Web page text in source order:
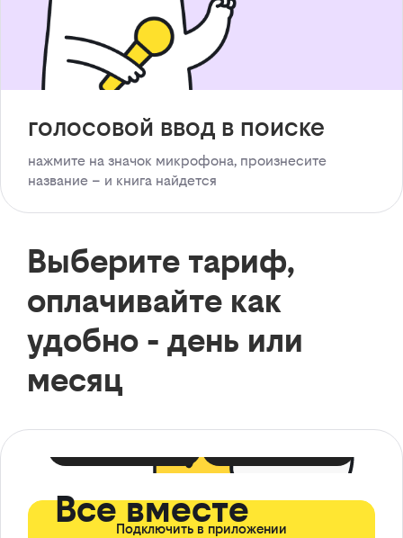
голосовой ввод в поиске
нажмите на значок микрофона, произнесите
название – и книга найдется
Выберите тариф,
оплачивайте как
удобно - день или
месяц
Все вместе
Подключить в приложении